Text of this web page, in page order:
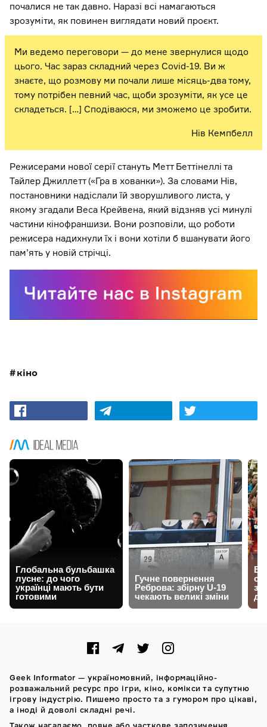
почалися не так давно. Наразі всі намагаються
зрозуміти, як повинен виглядати новий проєкт.
Ми ведемо переговори — до мене звернулися щодо
цього. Час зараз складний через Covid-19. Ви ж
знаєте, що розмову ми почали лише місяць-два тому,
тому потрібен певний час, щоби зрозуміти, як усе це
складеться. […] Сподіваюся, ми зможемо це зробити.
Нів Кемпбелл
Режисерами нової серії стануть Метт Беттінеллі та
Тайлер Джиллетт («Гра в хованки»). За словами Нів,
постановники надіслали їй зворушливого листа, у
якому згадали Веса Крейвена, який відзняв усі минулі
частини кінофраншизи. Вони розповіли, що роботи
режисера надихнули їх і вони хотіли б вшанувати його
пам’ять у новій стрічці.
кіно
Geek Informator — україномовний, інформаційно-
розважальний ресурс про ігри, кіно, комікси та супутню
ігрову індустрію. Пишемо просто та з гумором про цікаві,
а іноді й доволі складні речі.
Також нагадаємо, повне або часткове запозичення